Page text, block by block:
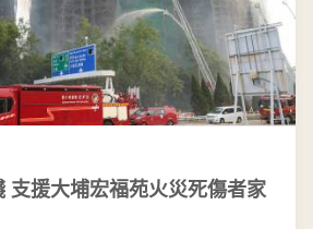
支援大埔宏福苑火災死傷者家